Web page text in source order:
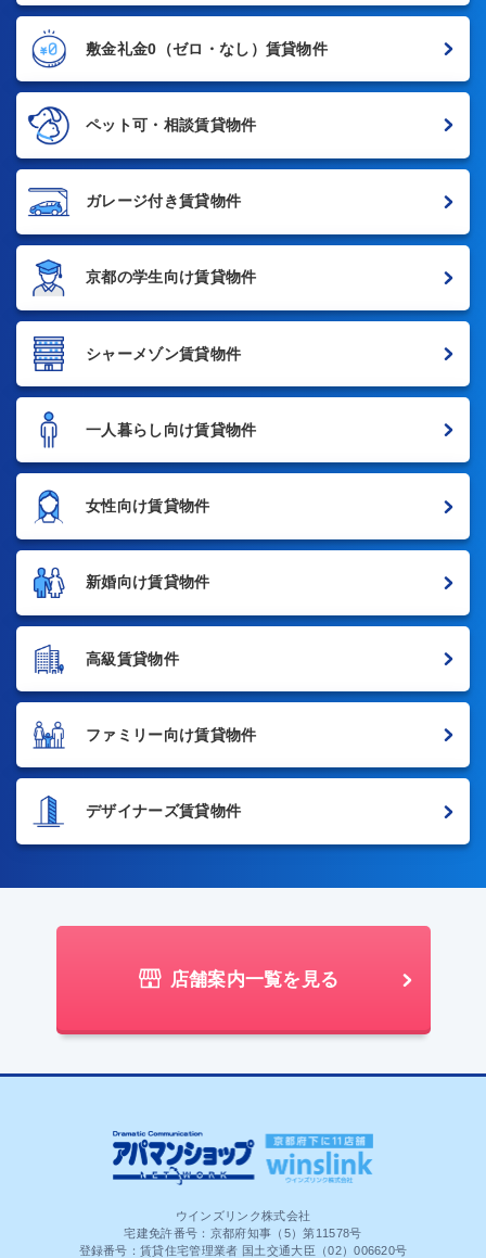
敷金礼金0 （ゼロ・なし）賃貸物件
ペット可・相談賃貸物件
ガレージ付き賃貸物件
京都の学生向け賃貸物件
シャーメゾン賃貸物件
一人暮らし向け賃貸物件
女性向け賃貸物件
新婚向け賃貸物件
高級賃貸物件
ファミリー向け賃貸物件
デザイナーズ賃貸物件
店舗案内一覧を見る
ウインズリンク株式会社
宅建免許番号：京都府知事（5）第11578号
登録番号：賃貸住宅管理業者 国土交通大臣（02）006620号